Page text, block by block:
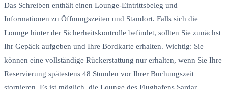
Das Schreiben enthält einen Lounge-Eintrittsbeleg und
Informationen zu Öffnungszeiten und Standort. Falls sich die
Lounge hinter der Sicherheitskontrolle befindet, sollten Sie zunächst
Ihr Gepäck aufgeben und Ihre Bordkarte erhalten. Wichtig: Sie
können eine vollständige Rückerstattung nur erhalten, wenn Sie Ihre
Reservierung spätestens 48 Stunden vor Ihrer Buchungszeit
stornieren. Es ist möglich, die Lounge des Flughafens Sardar